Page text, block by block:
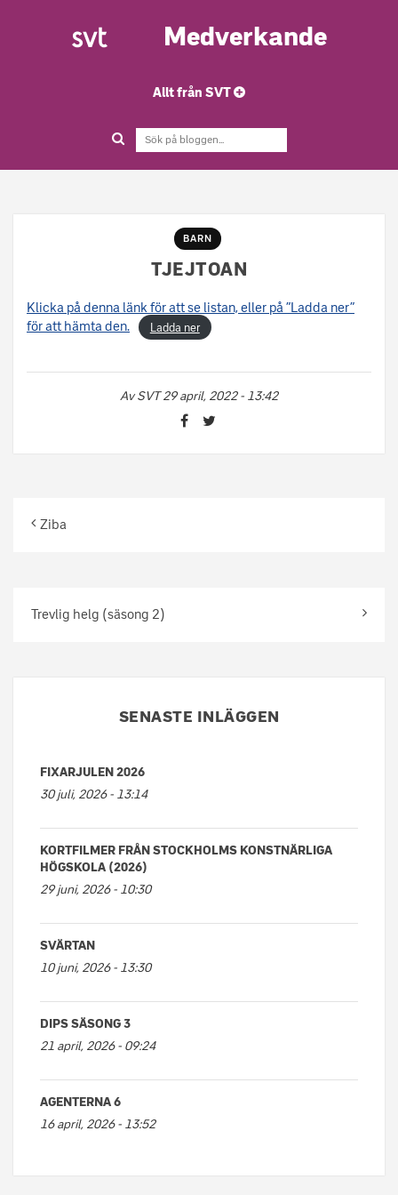
Medverkande
Allt från SVT
BARN
TJEJTOAN
Klicka på denna länk för att se listan, eller på ”Ladda ner”
för att hämta den.
Ladda ner
AvSVT 29 april, 2022 - 13:42
Ziba
Trevlig helg (säsong 2)
SENASTE INLÄGGEN
FIXARJULEN 2026
30 juli, 2026 - 13:14
KORTFILMER FRÅN STOCKHOLMS KONSTNÄRLIGA
HÖGSKOLA (2026)
29 juni, 2026 - 10:30
SVÄRTAN
10 juni, 2026 - 13:30
DIPS SÄSONG 3
21 april, 2026 - 09:24
AGENTERNA 6
16 april, 2026 - 13:52